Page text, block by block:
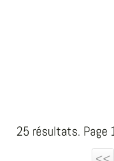
25 résultats. Page